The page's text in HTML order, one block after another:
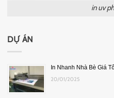
in uv
DỰ ÁN
In Nhanh Nhà Bè Giá
20/01/2025